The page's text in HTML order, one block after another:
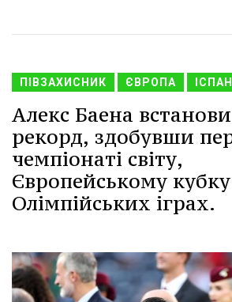
ПІВЗАХИСНИК ЄВРОПА
Алекс Баена
рекорд, здобувши
чемпіонаті світу,
Європейському
Олімпійських іграх.